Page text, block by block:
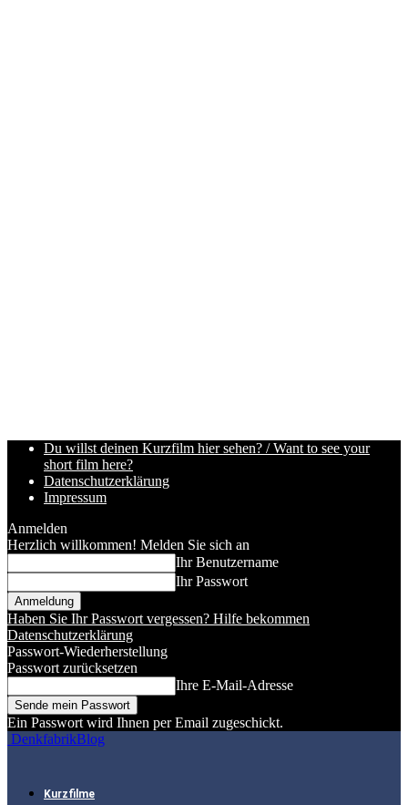
Du willst deinen Kurzfilm hier sehen? / Want to see your
short film here?
Datenschutzerklärung
Impressum
Anmelden
Herzlich willkommen! Melden Sie sich an
Ihr Benutzername
Ihr Passwort
Haben Sie Ihr Passwort vergessen? Hilfe bekommen
Datenschutzerklärung
Passwort-Wiederherstellung
Passwort zurücksetzen
Ihre E-Mail-Adresse
Ein Passwort wird Ihnen per Email zugeschickt.
DenkfabrikBlog
Kurzfilme